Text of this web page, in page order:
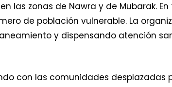
las zonas de Nawra y de Mubarak.
de población vulnerable. La
y dispensando atención
con las comunidades desplazadas